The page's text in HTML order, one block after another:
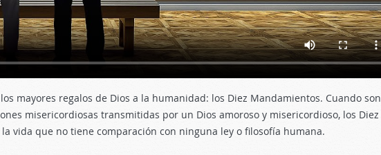
mayores regalos de Dios a la humanidad: los Diez Mandamientos. Cuando son
misericordiosas transmitidas por un Dios amoroso y misericordioso, los Diez
vida que no tiene comparación con ninguna ley o filosofía humana.